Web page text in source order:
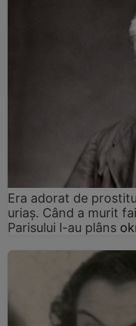
Era adorat de
uriaș. Când a murit
Parisului l-au plâns